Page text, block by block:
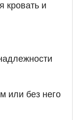
кровать и
или без него